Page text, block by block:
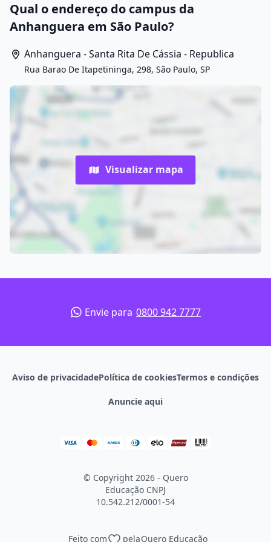
Qual o endereço do campus da
Anhanguera em São Paulo?
Anhanguera - Santa Rita De Cássia - Republica
Rua Barao De Itapetininga, 298, São Paulo, SP
Visualizar mapa
Envie para 0800 942 7777
Aviso de privacidadePolítica de cookiesTermos e condições
Anuncie aqui
© Copyright 2026 - Quero
Educação CNPJ
10.542.212/0001-54
Feito com pelaQuero Educação